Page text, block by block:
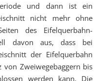
und dann ist ein
nicht mehr ohne
des Eifelquerbahn-
davon aus, dass bei
der Eifelquerbahn
von Zweiwegebaggern bis
werden kann. Die